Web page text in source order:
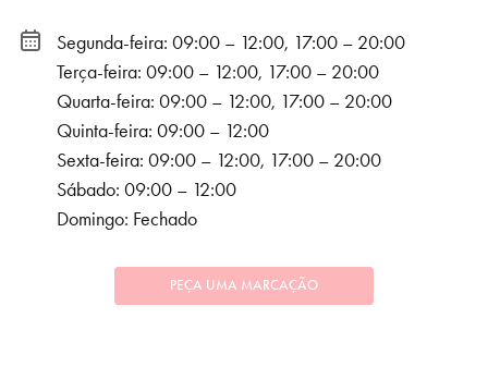
Segunda-feira: 09:00 – 12:00, 17:00 – 20:00
Terça-feira: 09:00 – 12:00, 17:00 – 20:00
Quarta-feira: 09:00 – 12:00, 17:00 – 20:00
Quinta-feira: 09:00 – 12:00
Sexta-feira: 09:00 – 12:00, 17:00 – 20:00
Sábado: 09:00 – 12:00
Domingo: Fechado
PEÇA UMA MARCAÇÃO